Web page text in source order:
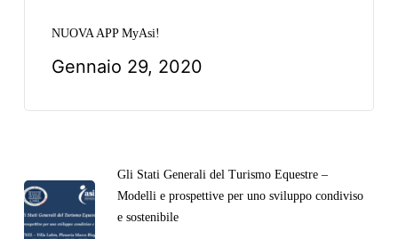
NUOVA APP MyAsi!
Gennaio 29, 2020
Gli Stati Generali del Turismo Equestre –
Modelli e prospettive per uno sviluppo condiviso
e sostenibile